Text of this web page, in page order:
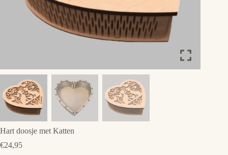
Hart doosje met Katten
€24,95